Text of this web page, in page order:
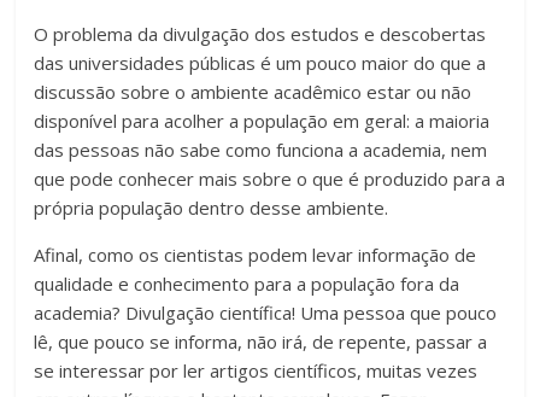
O problema da divulgação dos estudos e descobertas
das universidades públicas é um pouco maior do que a
discussão sobre o ambiente acadêmico estar ou não
disponível para acolher a população em geral: a maioria
das pessoas não sabe como funciona a academia, nem
que pode conhecer mais sobre o que é produzido para a
própria população dentro desse ambiente.
Afinal, como os cientistas podem levar informação de
qualidade e conhecimento para a população fora da
academia? Divulgação científica! Uma pessoa que pouco
lê, que pouco se informa, não irá, de repente, passar a
se interessar por ler artigos científicos, muitas vezes